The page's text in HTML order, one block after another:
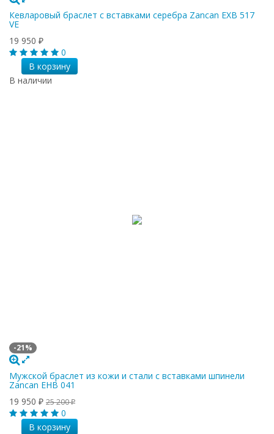
Кевларовый браслет с вставками серебра Zancan EXB 517
VE
19 950 ₽
0
В корзину
В наличии
-21%
Мужской браслет из кожи и стали с вставками шпинели
Zancan EHB 041
19 950 ₽ 25 200₽
0
В корзину